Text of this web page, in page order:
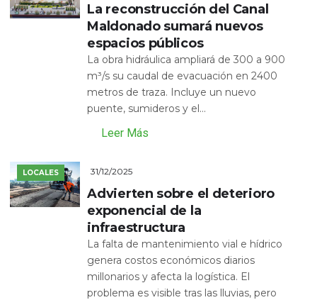
La reconstrucción del Canal
Maldonado sumará nuevos
espacios públicos
La obra hidráulica ampliará de 300 a 900
m³/s su caudal de evacuación en 2400
metros de traza. Incluye un nuevo
puente, sumideros y el...
Leer Más
LOCALES 31/12/2025
Advierten sobre el deterioro
exponencial de la
infraestructura
La falta de mantenimiento vial e hídrico
genera costos económicos diarios
millonarios y afecta la logística. El
problema es visible tras las lluvias, pero